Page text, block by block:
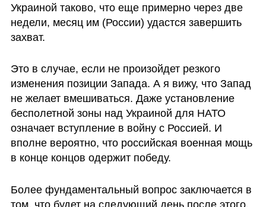
Украиной таково, что еще примерно через две
недели, месяц им (России) удастся завершить
захват.
Это в случае, если не произойдет резкого
изменения позиции Запада. А я вижу, что Запад
не желает вмешиваться. Даже установление
бесполетной зоны над Украиной для НАТО
означает вступление в войну с Россией. И
вполне вероятно, что российская военная мощь
в конце концов одержит победу.
Более фундаментальный вопрос заключается в